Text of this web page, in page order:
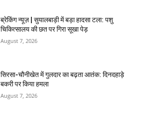
ब्रेकिंग न्यूज़ | सुयालबाड़ी में बड़ा हादसा टला: पशु
चिकित्सालय की छत पर गिरा सूखा पेड़
August 7, 2026
सिरसा-चौनीखेत में गुलदार का बढ़ता आतंक: दिनदहाड़े
बकरी पर किया हमला
August 7, 2026